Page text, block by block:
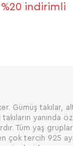
%20 indirimli
Gümüş takılar,
takıların yanında
Tüm yaş
çok tercih 925